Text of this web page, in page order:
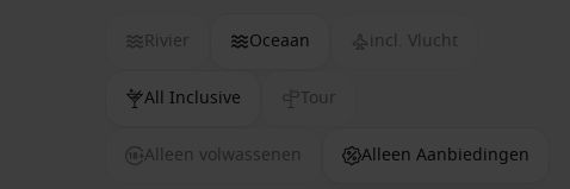
Rivier Oceaan incl. Vlucht
All Inclusive Tour
Alleen volwassenen Alleen Aanbiedingen